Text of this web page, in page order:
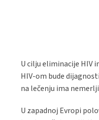
U cilju eliminacije HIV
HIV-om bude
na lečenju ima
U zapadnoj Evropi